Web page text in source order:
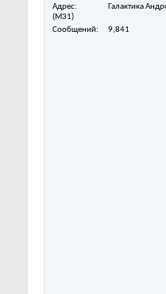
Адрес
Галактика
(M31)
Сообщений
9,841